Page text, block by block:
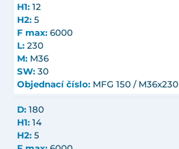
H1: 12
H2: 5
F max: 6000
L: 230
M: M36
SW: 30
Objednací číslo: MFG 150 / M36x230
D: 180
H1: 14
H2: 5